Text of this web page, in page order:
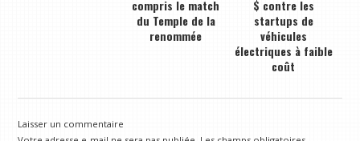
compris le match
du Temple de la
renommée
$ contre les
startups de
véhicules
électriques à faible
coût
Laisser un commentaire